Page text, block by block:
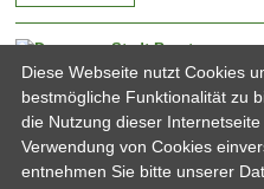
Stadt Barntrup
Mittelstraße 38
32683 Barntrup
Tel:
Email:
05263 / 409-0
Diese Webseite nutzt Cookies
bestmögliche Funktionalität zu
die Nutzung dieser
Verwendung von Cookies
entnehmen Sie bitte unserer